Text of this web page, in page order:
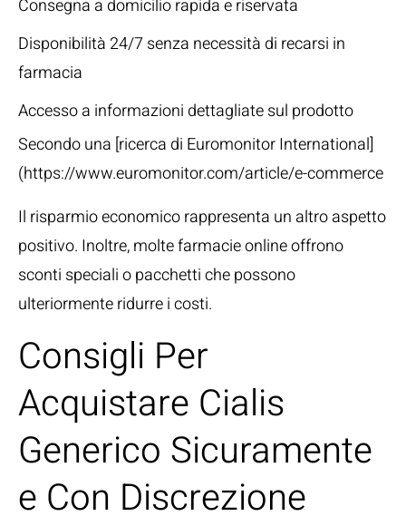
Consegna a domicilio rapida e riservata
Disponibilità 24/7 senza necessità di recarsi in
farmacia
Accesso a informazioni dettagliate sul prodotto
Secondo una [ricerca di Euromonitor International]
(https://www.euromonitor.com/article/e-commerce
Il risparmio economico rappresenta un altro aspetto
positivo. Inoltre, molte farmacie online offrono
sconti speciali o pacchetti che possono
ulteriormente ridurre i costi.
Consigli Per
Acquistare Cialis
Generico Sicuramente
e Con Discrezione